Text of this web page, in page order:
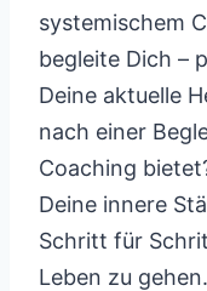
systemischem
begleite Dich –
Deine aktuelle
nach einer
Coaching
Deine innere
Schritt für
Leben zu gehen.